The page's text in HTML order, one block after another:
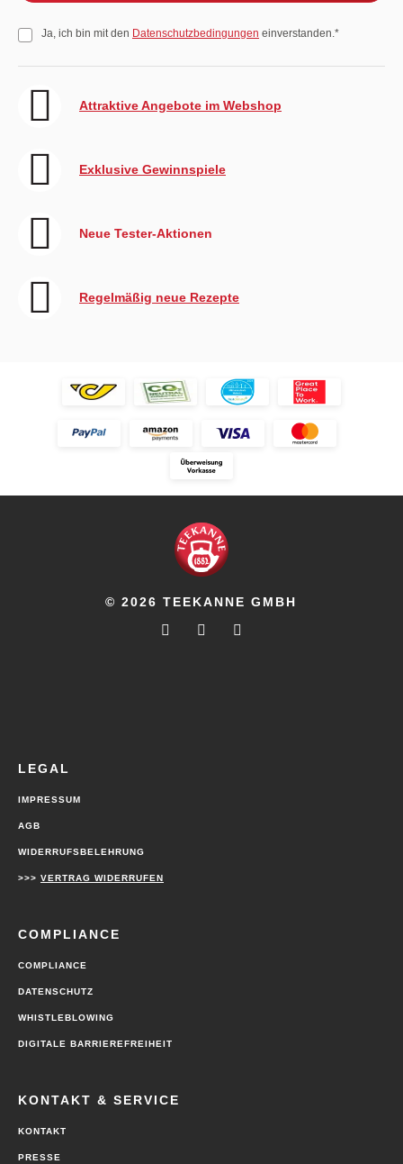
Ja, ich bin mit den Datenschutzbedingungen einverstanden.*
Attraktive Angebote im Webshop
Exklusive Gewinnspiele
Neue Tester-Aktionen
Regelmäßig neue Rezepte
© 2026 TEEKANNE GMBH
LEGAL
IMPRESSUM
AGB
WIDERRUFSBELEHRUNG
>>> VERTRAG WIDERRUFEN
COMPLIANCE
COMPLIANCE
DATENSCHUTZ
WHISTLEBLOWING
DIGITALE BARRIEREFREIHEIT
KONTAKT & SERVICE
KONTAKT
PRESSE